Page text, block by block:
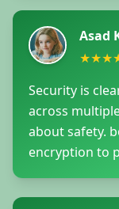
Asad
★★★
Security is
across
about safety.
encryption to